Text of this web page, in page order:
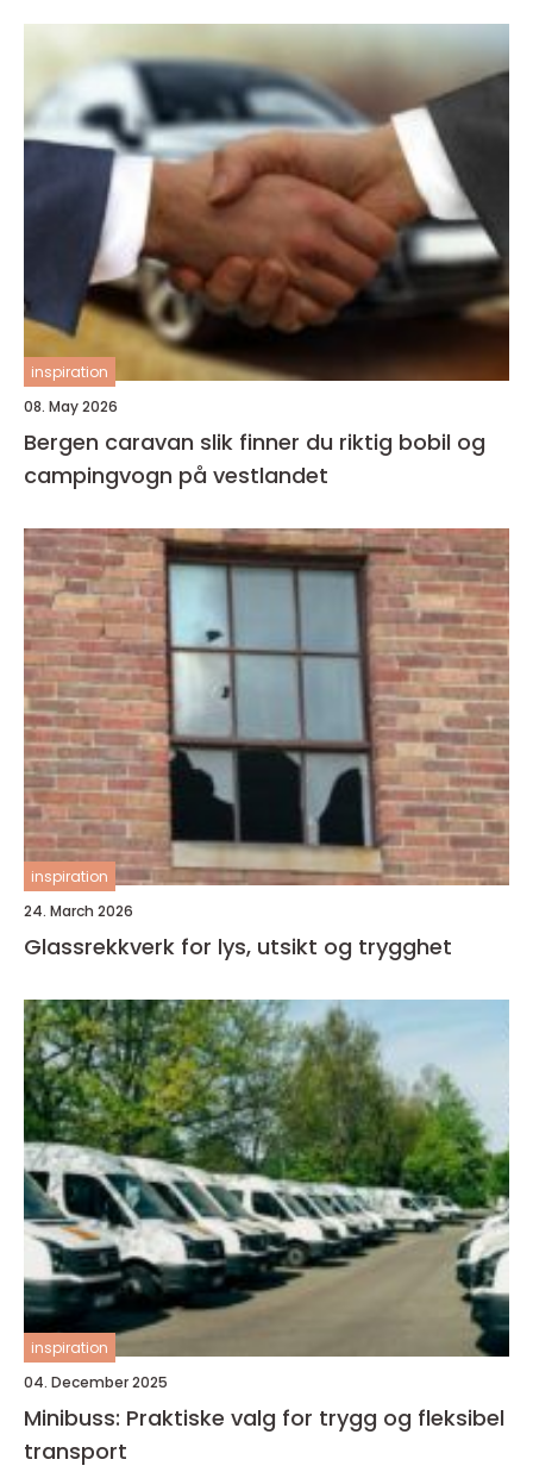
inspiration
08. May 2026
Bergen caravan slik finner du riktig bobil og
campingvogn på vestlandet
inspiration
24. March 2026
Glassrekkverk for lys, utsikt og trygghet
inspiration
04. December 2025
Minibuss: Praktiske valg for trygg og fleksibel
transport